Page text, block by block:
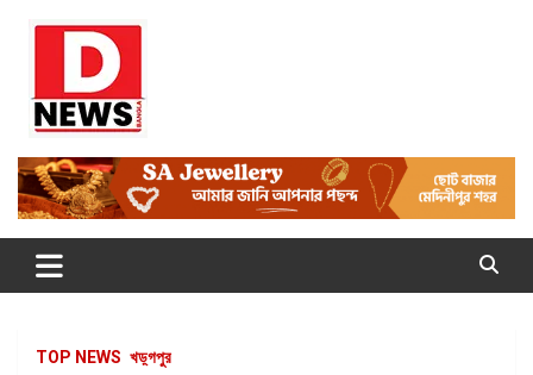
Dnews
#Medinipur24X7News
TOP NEWS খড়্গপুর